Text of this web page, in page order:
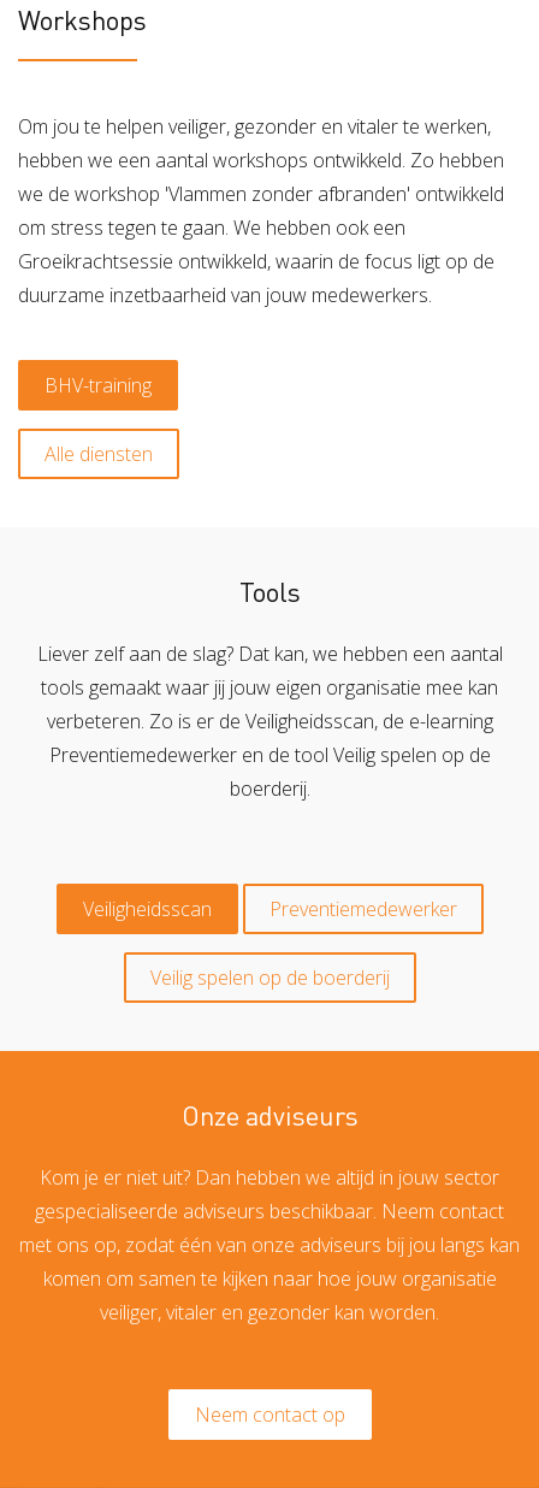
Workshops
Om jou te helpen veiliger, gezonder en vitaler te werken,
hebben we een aantal workshops ontwikkeld. Zo hebben
we de workshop 'Vlammen zonder afbranden' ontwikkeld
om stress tegen te gaan. We hebben ook een
Groeikrachtsessie ontwikkeld, waarin de focus ligt op de
duurzame inzetbaarheid van jouw medewerkers.
BHV-training
Alle diensten
Tools
Liever zelf aan de slag? Dat kan, we hebben een aantal
tools gemaakt waar jij jouw eigen organisatie mee kan
verbeteren. Zo is er de Veiligheidsscan, de e-learning
Preventiemedewerker en de tool Veilig spelen op de
boerderij.
Veiligheidsscan Preventiemedewerker
Veilig spelen op de boerderij
Onze adviseurs
Kom je er niet uit? Dan hebben we altijd in jouw sector
gespecialiseerde adviseurs beschikbaar. Neem contact
met ons op, zodat één van onze adviseurs bij jou langs kan
komen om samen te kijken naar hoe jouw organisatie
veiliger, vitaler en gezonder kan worden.
Neem contact op